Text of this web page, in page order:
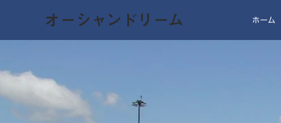
オーシャンドリーム ホーム